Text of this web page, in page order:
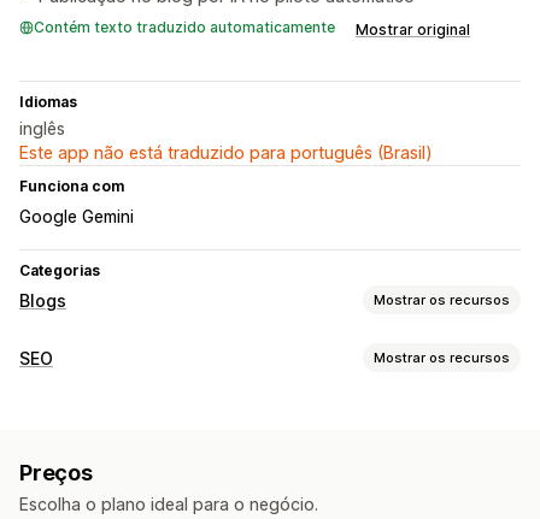
Contém texto traduzido automaticamente Mostrar original
Idiomas
inglês
Este app não está traduzido para português (Brasil)
Funciona com
Google Gemini
Categorias
Blogs Mostrar os recursos
Criação de conteúdo
Agendamento automático
SEO Mostrar os recursos
Geração por IA
Otimização de velocidade Otimização de conteúdo
Preços
Escolha o plano ideal para o negócio.